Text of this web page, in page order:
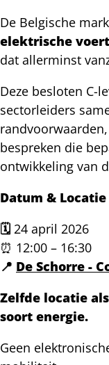
De Belgische
elektrische
dat allerminst
Deze besloten C-
sectorleiders
bespreken die
ontwikkeling van
Datum & Locatie
🗓️ 24 april 2026
⏰ 12:00 – 16:30
📍 De Schorre -
Zelfde locatie
soort energie.
Geen